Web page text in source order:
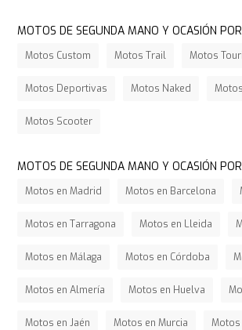
MOTOS DE SEGUNDA MANO Y OCASIÓN
Motos Custom Motos Trail Motos
Motos Deportivas Motos Naked
Motos Scooter
MOTOS DE SEGUNDA MANO Y OCASIÓN
Motos en Madrid Motos en Barcelona
Motos en Tarragona Motos en Lleida
Motos en Málaga Motos en Córdoba
Motos en Almería Motos en Huelva
Motos en Jaén Motos en Murcia Motos